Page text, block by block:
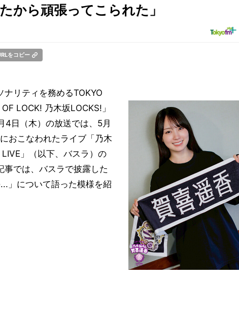
から頑張ってこられた」
をコピー
リティを務めるTOKYO
LOCK! 乃木坂LOCKS!」
4日（木）の放送では、5月
おこなわれたライブ「乃木
」（以下、バスラ）の
では、バスラで披露した
」について語った模様を紹